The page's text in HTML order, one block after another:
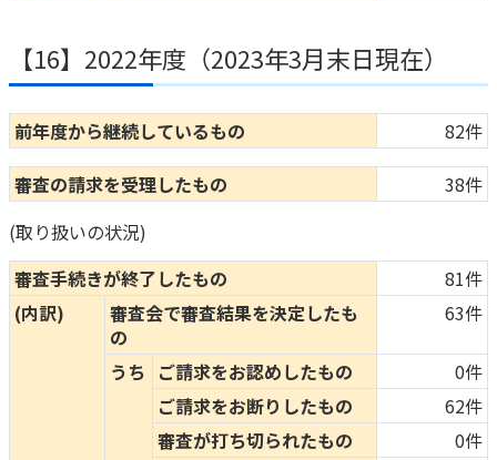
【16】2022年度（2023年3月末日現在）
前年度から継続しているもの
82件
審査の請求を受理したもの
38件
(取り扱いの状況)
審査手続きが終了したもの
81件
(内訳)
審査会で審査結果を決定したも
の
63件
うち ご請求をお認めしたもの
0件
ご請求をお断りしたもの
62件
審査が打ち切られたもの
0件